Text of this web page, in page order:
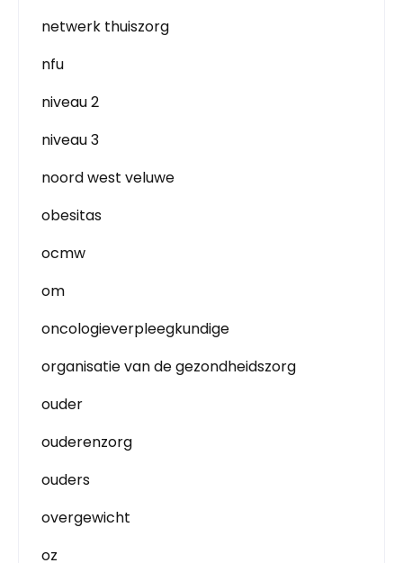
netwerk thuiszorg
nfu
niveau 2
niveau 3
noord west veluwe
obesitas
ocmw
om
oncologieverpleegkundige
organisatie van de gezondheidszorg
ouder
ouderenzorg
ouders
overgewicht
oz